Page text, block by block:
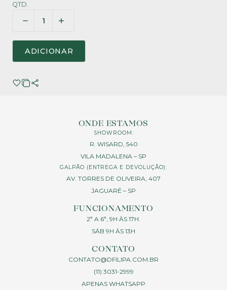
QTD.
ADICIONAR
ONDE ESTAMOS
SHOWROOM:
R. WISARD, 540
VILA MADALENA – SP
GALPÃO (ENTREGA E DEVOLUÇÃO):
AV. TORRES DE OLIVEIRA, 407
JAGUARÉ – SP
FUNCIONAMENTO
2ª A 6ª, 9H ÀS 17H.
SÁB 9H ÀS 13H
CONTATO
CONTATO@DFILIPA.COM.BR
(11) 3031-2999
APENAS WHATSAPP